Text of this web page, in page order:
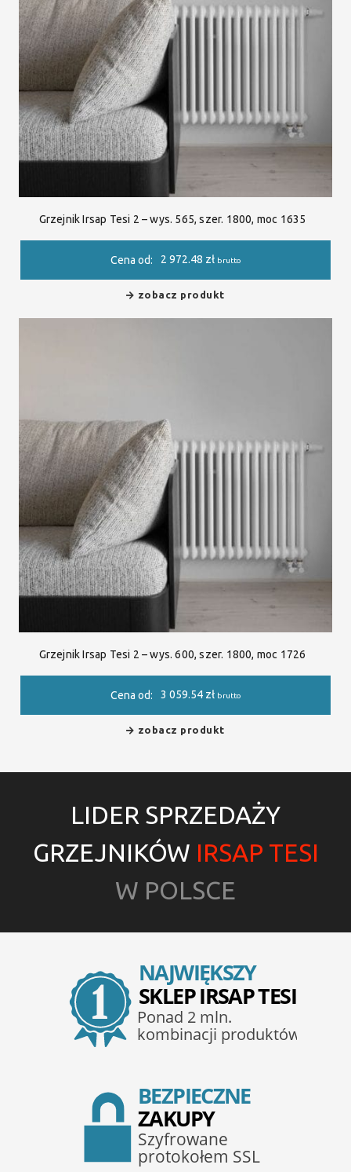
Grzejnik Irsap Tesi 2 – wys. 565, szer. 1800, moc 1635
Cena od: 2 972.48 zł brutto
zobacz produkt
Grzejnik Irsap Tesi 2 – wys. 600, szer. 1800, moc 1726
Cena od: 3 059.54 zł brutto
zobacz produkt
LIDER SPRZEDAŻY
GRZEJNIKÓW IRSAP TESI
W POLSCE